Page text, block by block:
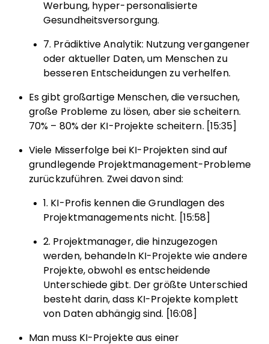
Werbung, hyper-personalisierte
Gesundheitsversorgung.
7. Prädiktive Analytik: Nutzung vergangener
oder aktueller Daten, um Menschen zu
besseren Entscheidungen zu verhelfen.
Es gibt großartige Menschen, die versuchen,
große Probleme zu lösen, aber sie scheitern.
70% – 80% der KI-Projekte scheitern. [15:35]
Viele Misserfolge bei KI-Projekten sind auf
grundlegende Projektmanagement-Probleme
zurückzuführen. Zwei davon sind:
1. KI-Profis kennen die Grundlagen des
Projektmanagements nicht. [15:58]
2. Projektmanager, die hinzugezogen
werden, behandeln KI-Projekte wie andere
Projekte, obwohl es entscheidende
Unterschiede gibt. Der größte Unterschied
besteht darin, dass KI-Projekte komplett
von Daten abhängig sind. [16:08]
Man muss KI-Projekte aus einer